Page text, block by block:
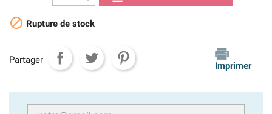
 Rupture de stock
Partager
Imprimer